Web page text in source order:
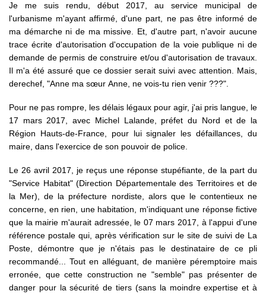
Je me suis rendu, début 2017, au service municipal de
l'urbanisme m'ayant affirmé, d'une part, ne pas être informé de
ma démarche ni de ma missive. Et, d'autre part, n'avoir aucune
trace écrite d'autorisation d'occupation de la voie publique ni de
demande de permis de construire et/ou d'autorisation de travaux.
Il m'a été assuré que ce dossier serait suivi avec attention. Mais,
derechef, "Anne ma sœur Anne, ne vois-tu rien venir ???".
Pour ne pas rompre, les délais légaux pour agir, j'ai pris langue, le
17 mars 2017, avec Michel Lalande, préfet du Nord et de la
Région Hauts-de-France, pour lui signaler les défaillances, du
maire, dans l'exercice de son pouvoir de police.
Le 26 avril 2017, je reçus une réponse stupéfiante, de la part du
"Service Habitat" (Direction Départementale des Territoires et de
la Mer), de la préfecture nordiste, alors que le contentieux ne
concerne, en rien, une habitation, m'indiquant une réponse fictive
que la mairie m'aurait adressée, le 07 mars 2017, à l'appui d'une
référence postale qui, après vérification sur le site de suivi de La
Poste, démontre que je n'étais pas le destinataire de ce pli
recommandé... Tout en alléguant, de manière péremptoire mais
erronée, que cette construction ne "semble" pas présenter de
danger pour la sécurité de tiers (sans la moindre expertise et à